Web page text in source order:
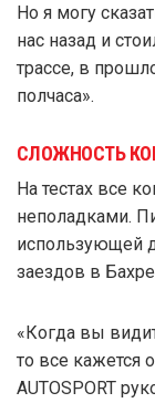
Но я могу
нас назад и
трассе, в
полчаса».
СЛОЖНОСТЬ
На тестах все
неполадками.
использующей
заездов в
«Когда вы
то все кажется
AUTOSPORT